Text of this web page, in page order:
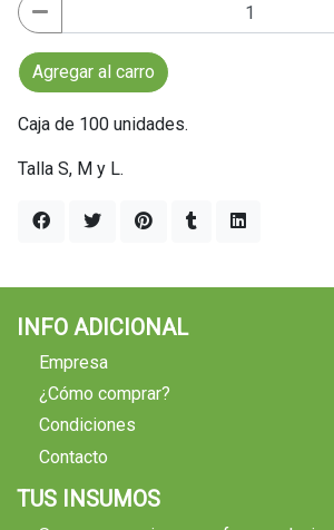
Agregar al carro
Caja de 100 unidades.
Talla S, M y L.
INFO ADICIONAL
Empresa
¿Cómo comprar?
Condiciones
Contacto
TUS INSUMOS